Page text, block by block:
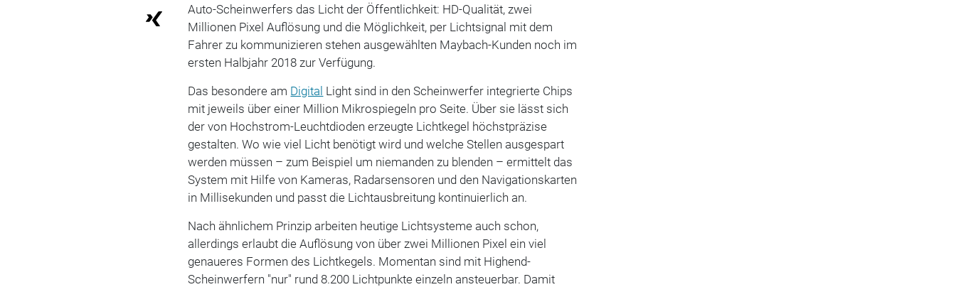
Auto-Scheinwerfers das Licht der Öffentlichkeit: HD-Qualität, zwei
Millionen Pixel Auflösung und die Möglichkeit, per Lichtsignal mit dem
Fahrer zu kommunizieren stehen ausgewählten Maybach-Kunden noch im
ersten Halbjahr 2018 zur Verfügung.
Das besondere am Digital Light sind in den Scheinwerfer integrierte Chips
mit jeweils über einer Million Mikrospiegeln pro Seite. Über sie lässt sich
der von Hochstrom-Leuchtdioden erzeugte Lichtkegel höchstpräzise
gestalten. Wo wie viel Licht benötigt wird und welche Stellen ausgespart
werden müssen – zum Beispiel um niemanden zu blenden – ermittelt das
System mit Hilfe von Kameras, Radarsensoren und den Navigationskarten
in Millisekunden und passt die Lichtausbreitung kontinuierlich an.
Nach ähnlichem Prinzip arbeiten heutige Lichtsysteme auch schon,
allerdings erlaubt die Auflösung von über zwei Millionen Pixel ein viel
genaueres Formen des Lichtkegels. Momentan sind mit Highend-
Scheinwerfern "nur" rund 8.200 Lichtpunkte einzeln ansteuerbar. Damit